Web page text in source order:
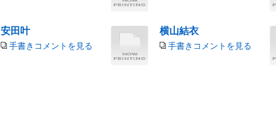
安田叶
手書きコメントを見る
横山結衣
手書きコメントを見る